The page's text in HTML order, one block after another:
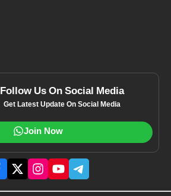
Follow Us On Social Media
Get Latest Update On Social Media
Join Now